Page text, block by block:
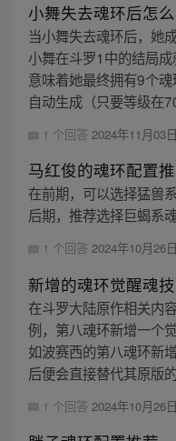
小舞失去魂环后怎
当小舞失去魂环后，她
小舞在斗罗1中的结局
意味着她最终拥有9个
自动生成（只要等级在
1 个回答 2024年11月03
马红俊的魂环配置
在前期，可以选择猛兽
后期，推荐选择巨蝎系
1 个回答 2024年10月26
新增的魂环觉醒魂技
在斗罗大陆原作相关内
例，第八魂环新增一个
如波赛西的第八魂环新
后便会直接替代其原版
1 个回答 2024年10月26